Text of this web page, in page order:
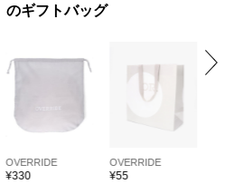
のギフトバッグ
OVERRIDE
¥330
OVERRIDE
¥55